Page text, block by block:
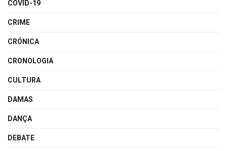
COVID-19
CRIME
CRÓNICA
CRONOLOGIA
CULTURA
DAMAS
DANÇA
DEBATE